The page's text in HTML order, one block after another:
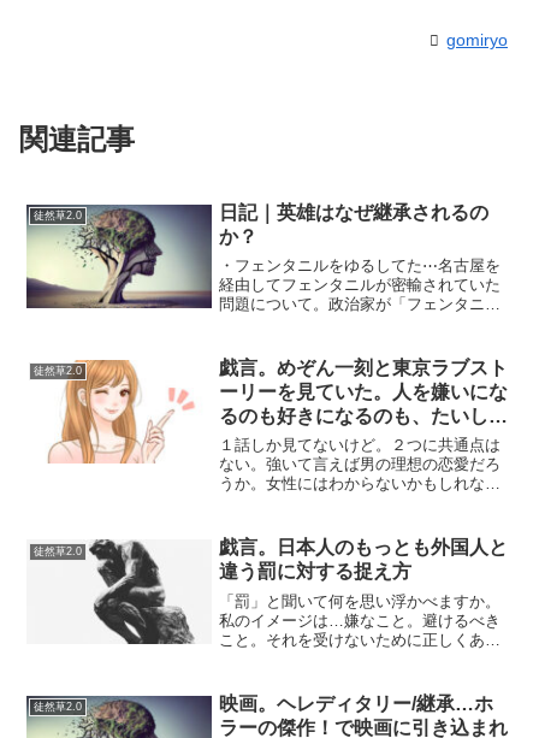
gomiryo
関連記事
徒然草2.0
日記｜英雄はなぜ継承されるの
か？
・フェンタニルをゆるしてた⋯名古屋を
経由してフェンタニルが密輸されていた
問題について。政治家が「フェンタニル
の？って感じなのですが⋯問題をすり替
えてない？フェンタニルを...
徒然草2.0
戯言。めぞん一刻と東京ラブスト
ーリーを見ていた。人を嫌いにな
るのも好きになるのも、たいして
理由はない
１話しか見てないけど。２つに共通点は
ない。強いて言えば男の理想の恋愛だろ
うか。女性にはわからないかもしれな
ている。めぞん一刻には男の間で熱狂的
なファンがいる。高橋留美子...
徒然草2.0
戯言。日本人のもっとも外国人と
違う罰に対する捉え方
「罰」と聞いて何を思い浮かべますか。
私のイメージは…嫌なこと。避けるべき
こと。それを受けないために正しくある
うまく言い表せませんが、日本人の罰に
対するイメージは私に限ら...
徒然草2.0
映画。ヘレディタリー/継承…ホ
ラーの傑作！で映画に引き込まれ